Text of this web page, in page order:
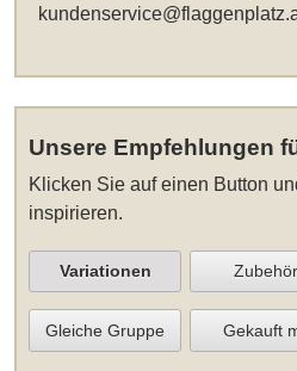
Unsere Empfehlungen
Klicken Sie auf einen Button
inspirieren.
Variationen Zubehör
Gleiche Gruppe Gekauft